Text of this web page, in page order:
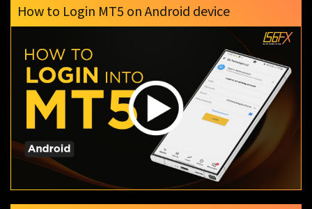
How to Login MT5 on Android device